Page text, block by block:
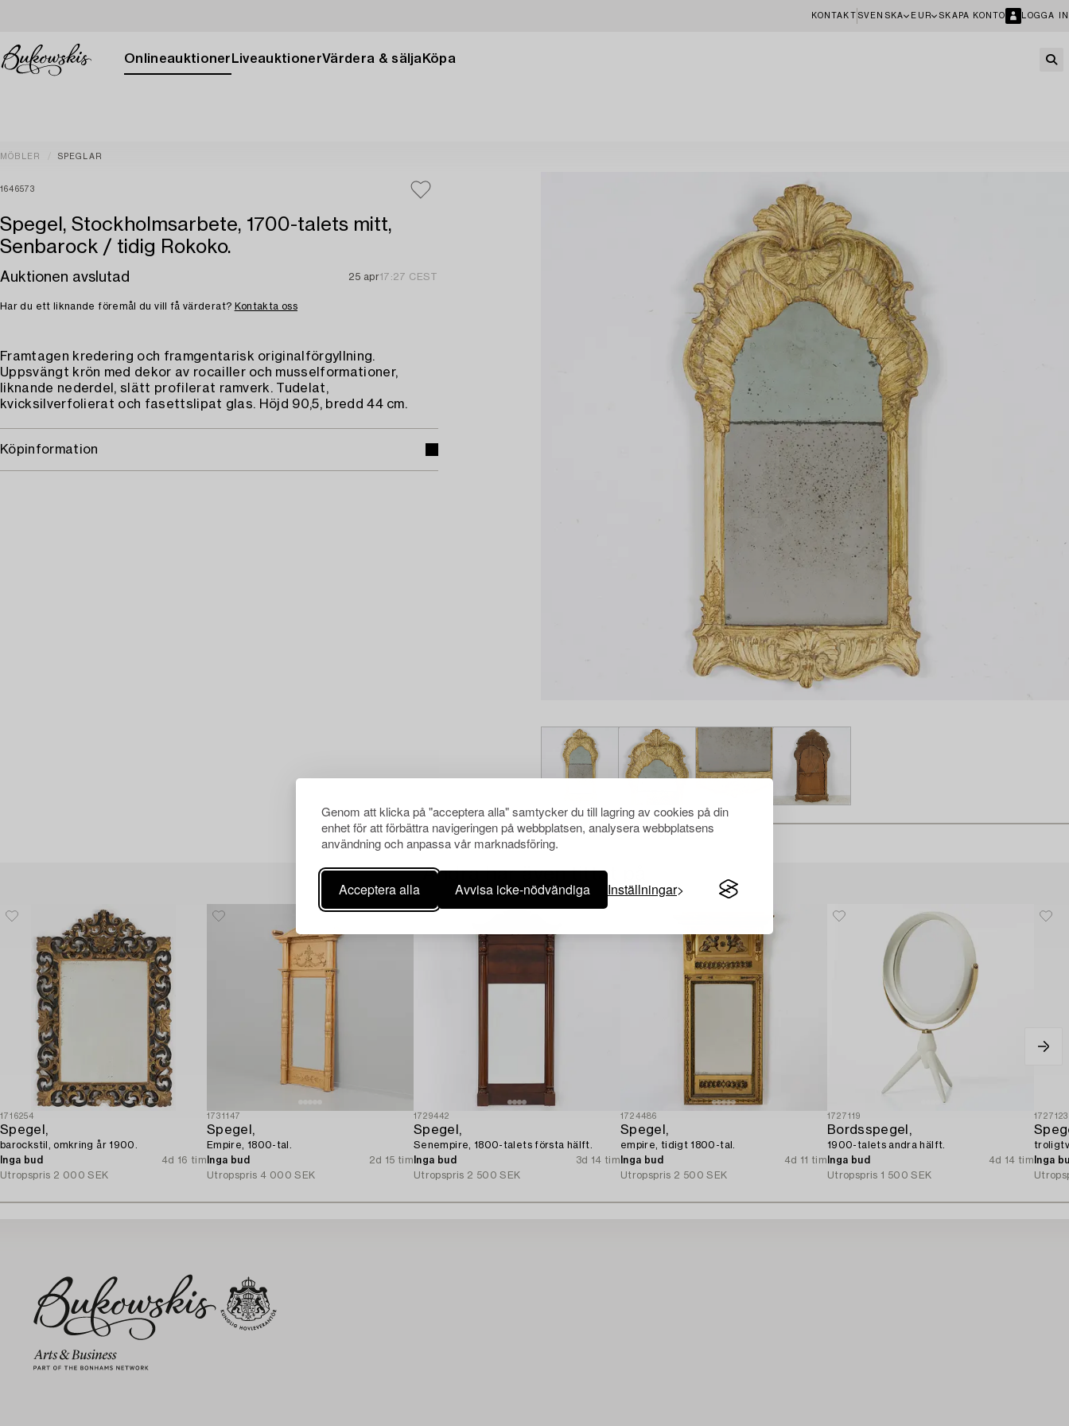
Genom att klicka på "acceptera alla" samtycker du till lagring av cookies på din
enhet för att förbättra navigeringen på webbplatsen, analysera webbplatsens
användning och anpassa vår marknadsföring.
Acceptera alla Avvisa icke-nödvändiga Inställningar
KONTAKT SVENSKA EUR SKAPA KONTO LOGGA IN
Onlineauktioner LiveauktionerVärdera & sälja Köpa
MÖBLER SPEGLAR
1646573
Spegel, Stockholmsarbete, 1700-talets mitt,
Senbarock / tidig Rokoko.
Auktionen avslutad 25 apr17:27 CEST
Har du ett liknande föremål du vill få värderat? Kontakta oss
Framtagen kredering och framgentarisk originalförgyllning.
Uppsvängt krön med dekor av rocailler och musselformationer,
liknande nederdel, slätt profilerat ramverk. Tudelat,
kvicksilverfolierat och fasettslipat glas. Höjd 90,5, bredd 44 cm.
Köpinformation
Andra har även tittat på
1716254
Spegel,
barockstil, omkring år 1900.
Inga bud
4d 16 tim
Utropspris 2 000 SEK
1731147
Spegel,
Empire, 1800-tal.
Inga bud
2d 15 tim
Utropspris 4 000 SEK
1729442
Spegel,
Senempire, 1800-talets första hälft.
Inga bud
3d 14 tim
Utropspris 2 500 SEK
1724486
Spegel,
empire, tidigt 1800-tal.
Inga bud
4d 11 tim
Utropspris 2 500 SEK
1727119
Bordsspegel,
1900-talets andra hälft.
Inga bud
4d 14 tim
Utropspris 1 500 SEK
1727123
Inga